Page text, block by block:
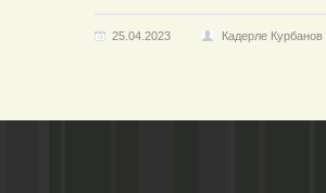
25.04.2023 Кадерле Курбанов